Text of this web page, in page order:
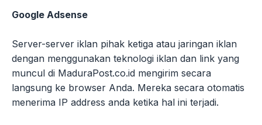
Google Adsense
Server-server iklan pihak ketiga atau jaringan iklan
dengan menggunakan teknologi iklan dan link yang
muncul di MaduraPost.co.id mengirim secara
langsung ke browser Anda. Mereka secara otomatis
menerima IP address anda ketika hal ini terjadi.